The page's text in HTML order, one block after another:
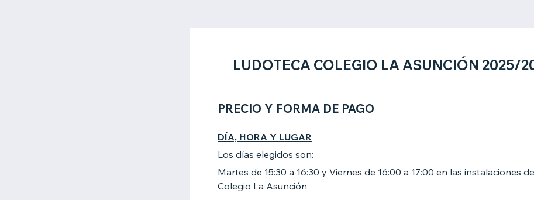
LUDOTECA COLEGIO LA ASUNCIÓN 2025/
PRECIO Y FORMA DE PAGO
DÍA, HORA Y LUGAR
Los días elegidos son:
Martes de 15:30 a 16:30 y Viernes de 16:00 a 17:00 en las instalaciones
Colegio La Asunción